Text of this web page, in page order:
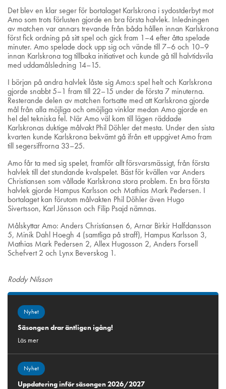
Det blev en klar seger för bortalaget Karlskrona i sydostderbyt mot
Amo som trots förlusten gjorde en bra första halvlek. Inledningen
av matchen var annars trevande från båda hållen innan Karlskrona
först fick ordning på sitt spel och gick fram 1–4 efter åtta spelade
minuter. Amo spelade dock upp sig och vände till 7–6 och 10–9
innan Karlskrona tog tillbaka initiativet och kunde gå till halvtidsvila
med uddamålsledning 14–15.
I början på andra halvlek låste sig Amo:s spel helt och Karlskrona
gjorde snabbt 5–1 fram till 22–15 under de första 7 minuterna.
Resterande delen av matchen fortsatte med att Karlskrona gjorde
mål från alla möjliga och omöjliga vinklar medan Amo gjorde en
hel del tekniska fel. När Amo väl kom till lägen räddade
Karlskronas duktige målvakt Phil Döhler det mesta. Under den sista
kvarten kunde Karlskrona bekvämt gå ifrån ett uppgivet Amo fram
till segersiffrorna 33–25.
Amo får ta med sig spelet, framför allt försvarsmässigt, från första
halvlek till det stundande kvalspelet. Bäst för kvällen var Anders
Christiansen som vållade Karlskrona stora problem. En bra första
halvlek gjorde Hampus Karlsson och Mathias Mark Pedersen. I
bortalaget kan förutom målvakten Phil Döhler även Hugo
Sivertsson, Karl Jönsson och Filip Psajd nämnas.
Målskyttar Amo: Anders Christiansen 6, Arnar Birkir Halfdansson
5, Minik Dahl Hoegh 4 (samtliga på straff), Hampus Karlsson 3,
Mathias Mark Pedersen 2, Allex Hugosson 2, Anders Forsell
Schefvert 2 och Lynx Beverskog 1.
Roddy Nilsson
Nyhet
Säsongen drar äntligen igång!
Läs mer
Nyhet
Uppdatering inför säsongen 2026/2027